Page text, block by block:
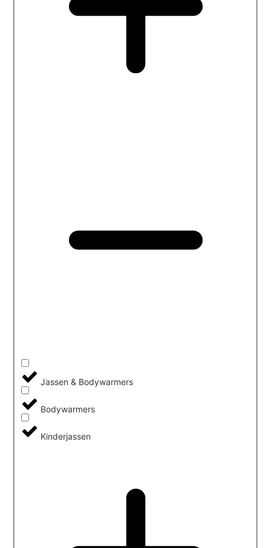
Jassen & Bodywarmers
Bodywarmers
Kinderjassen